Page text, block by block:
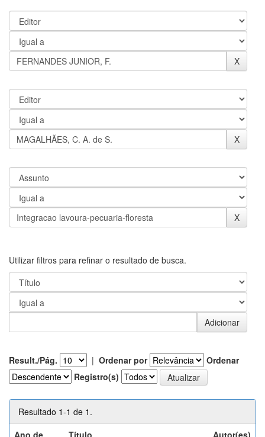
Utilizar filtros para refinar o resultado de busca.
Result./Pág. | Ordenar por
Ordenar
Registro(s)
Resultado 1-1 de 1.
Ano de
Título Autor(es)